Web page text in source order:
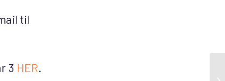
til
3 HER.